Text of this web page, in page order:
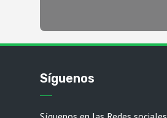
Síguenos